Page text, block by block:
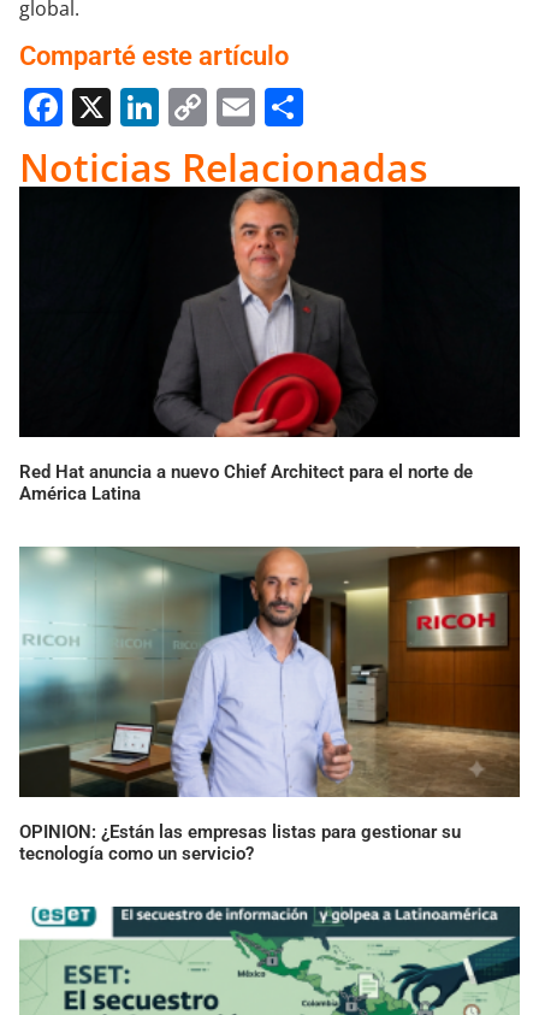
global.
Comparté este artículo
Facebook
X LinkedIn
Copy
Link
Email
Noticias Relacionadas
Red Hat anuncia a nuevo Chief Architect para el norte de
América Latina
OPINION: ¿Están las empresas listas para gestionar su
tecnología como un servicio?